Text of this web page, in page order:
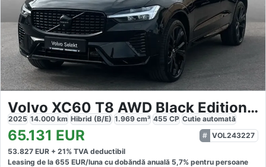
Volvo XC60 T8 AWD Black Edition Ultra
2025 14.000 km Hibrid (B/E) 1.969 cm³ 455 CP Cutie automată
65.131 EUR
VOL243227
53.827 EUR + 21% TVA deductibil
Leasing de la 655 EUR/luna cu dobăndă anuală 5,7% pentru persoane